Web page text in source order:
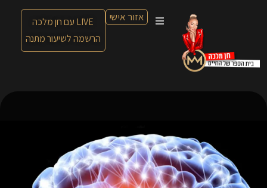
אזור אישי
LIVE עם חן מלכה
הרשמה לשיעור מתנה